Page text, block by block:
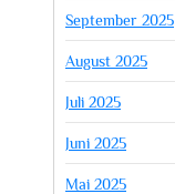
September 2025
August 2025
Juli 2025
Juni 2025
Mai 2025